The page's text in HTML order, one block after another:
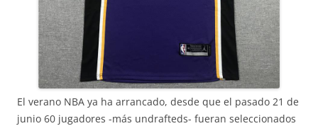
El verano NBA ya ha arrancado, desde que el pasado 21 de
junio 60 jugadores -más undrafteds- fueran seleccionados